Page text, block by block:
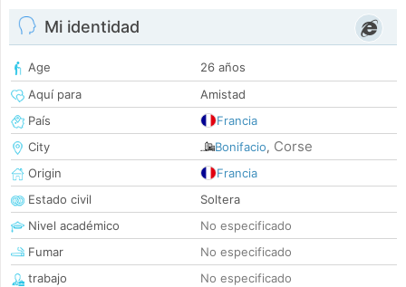
Mi identidad
Age
26 años
Aquí para
Amistad
País
Francia
City
Bonifacio, Corse
Origin
Francia
Estado civil
Soltera
Nivel académico
No especificado
Fumar
No especificado
trabajo
No especificado